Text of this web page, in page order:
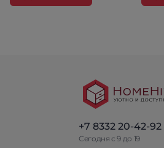
+7 8332 20-42-92
Сегодня с 9 до 19